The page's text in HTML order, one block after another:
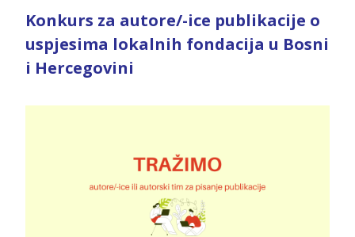
Konkurs za autore/-ice publikacije o
uspjesima lokalnih fondacija u Bosni
i Hercegovini